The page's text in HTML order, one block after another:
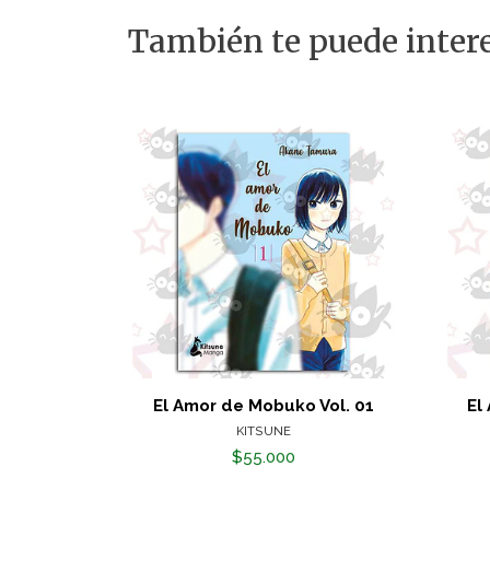
También te puede
El Amor de Mobuko Vol. 01
KITSUNE
$55.000
El